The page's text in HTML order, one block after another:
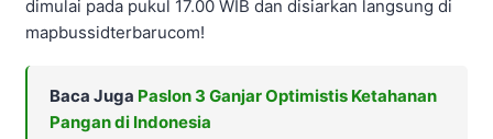
dimulai pada pukul 17.00 WIB dan disiarkan langsung di
mapbussidterbarucom!
Baca Juga Paslon 3 Ganjar Optimistis Ketahanan
Pangan di Indonesia